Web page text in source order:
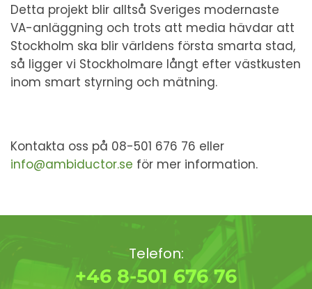
Detta projekt blir alltså Sveriges modernaste
VA-anläggning och trots att media hävdar att
Stockholm ska blir världens första smarta stad,
så ligger vi Stockholmare långt efter västkusten
inom smart styrning och mätning.
Kontakta oss på 08-501 676 76 eller
info@ambiductor.se för mer information.
Telefon:
+46 8-501 676 76